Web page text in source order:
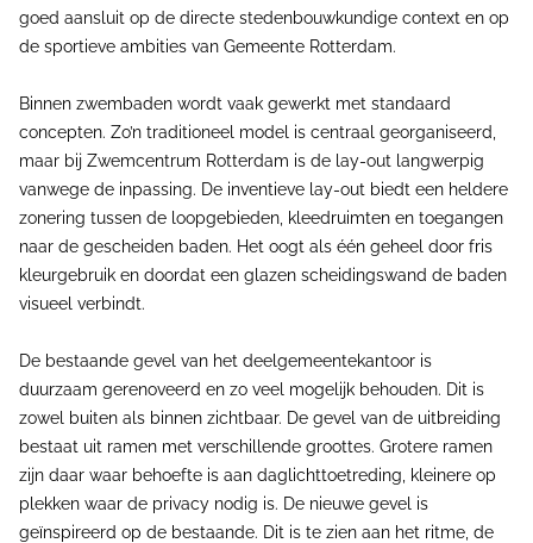
goed aansluit op de directe stedenbouwkundige context en op
de sportieve ambities van Gemeente Rotterdam.
Binnen zwembaden wordt vaak gewerkt met standaard
concepten. Zo’n traditioneel model is centraal georganiseerd,
maar bij Zwemcentrum Rotterdam is de lay-out langwerpig
vanwege de inpassing. De inventieve lay-out biedt een heldere
zonering tussen de loopgebieden, kleedruimten en toegangen
naar de gescheiden baden. Het oogt als één geheel door fris
kleurgebruik en doordat een glazen scheidingswand de baden
visueel verbindt.
De bestaande gevel van het deelgemeentekantoor is
duurzaam gerenoveerd en zo veel mogelijk behouden. Dit is
zowel buiten als binnen zichtbaar. De gevel van de uitbreiding
bestaat uit ramen met verschillende groottes. Grotere ramen
zijn daar waar behoefte is aan daglichttoetreding, kleinere op
plekken waar de privacy nodig is. De nieuwe gevel is
geïnspireerd op de bestaande. Dit is te zien aan het ritme, de